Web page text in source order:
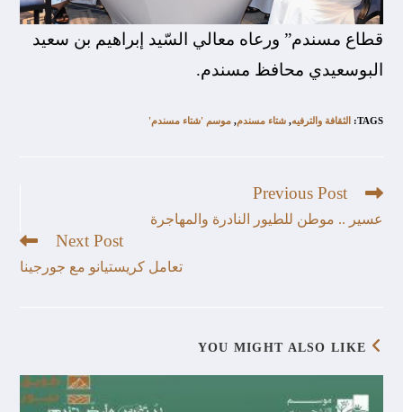
قطاع مسندم” ورعاه معالي السّيد إبراهيم بن سعيد
البوسعيدي محافظ مسندم.
TAGS
: الثقافة والترفيه, شتاء مسندم, موسم 'شتاء مسندم'
Previous Post
عسير .. موطن للطيور النادرة والمهاجرة
Next Post
تعامل كريستيانو مع جورجينا
YOU MIGHT ALSO LIKE